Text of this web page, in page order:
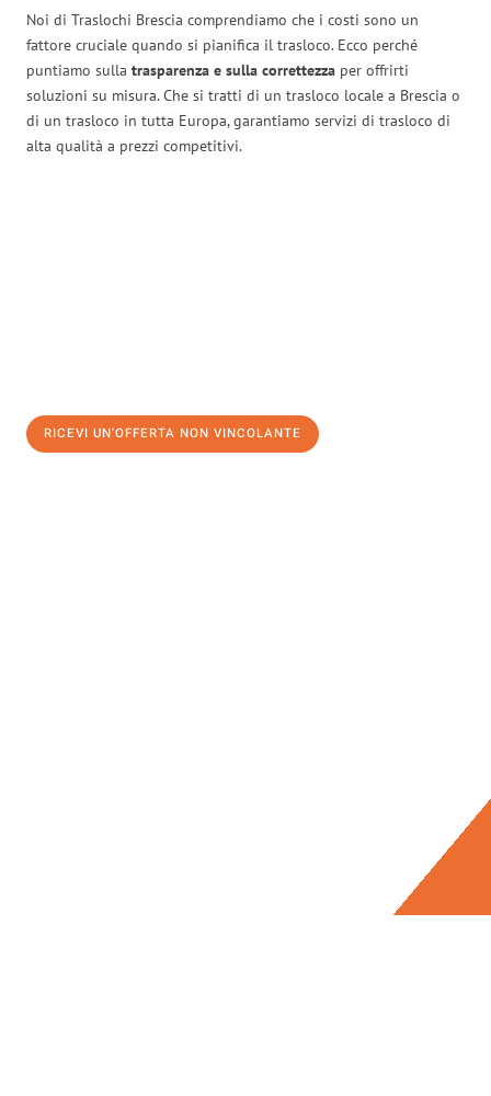
Noi di Traslochi Brescia comprendiamo che i costi sono un
fattore cruciale quando si pianifica il trasloco. Ecco perché
puntiamo sulla trasparenza e sulla correttezza per offrirti
soluzioni su misura. Che si tratti di un trasloco locale a Brescia o
di un trasloco in tutta Europa, garantiamo servizi di trasloco di
alta qualità a prezzi competitivi.
RICEVI UN'OFFERTA NON VINCOLANTE